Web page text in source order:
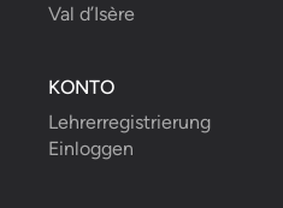
Val d’Isère
KONTO
Lehrerregistrierung
Einloggen